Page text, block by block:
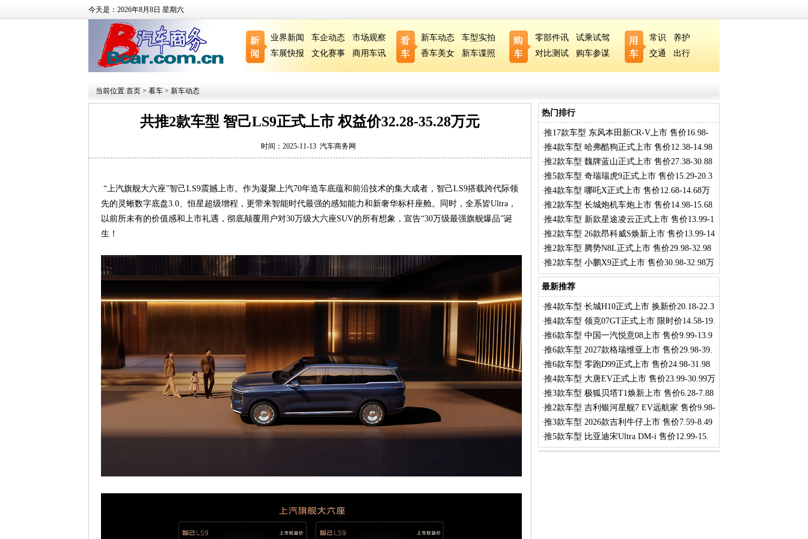
今天是：2026年8月8日 星期六
业界新闻 车企动态
市场观察
车展快报
文化赛事 商用车讯
新车动态
车型实拍
香车美女
新车谍照
零部件讯
试乘试驾
对比测试
购车参谋
常识
养护
交通
出行
当前位置:首页 > 看车 > 新车动态
共推2款车型 智己LS9正式上市 权益价32.28-35.28万元
时间：2025-11-13 汽车商务网
“上汽旗舰大六座”智己LS9震撼上市。作为凝聚上汽70年造车底蕴和前沿技术的集大成者，智己LS9搭载跨代际领
先的灵蜥数字底盘3.0、恒星超级增程，更带来智能时代最强的感知能力和新奢华标杆座舱。同时，全系皆Ultra，
以前所未有的价值感和上市礼遇，彻底颠覆用户对30万级大六座SUV的所有想象，宣告“30万级最强旗舰爆品”诞
生！
热门排行
·推17款车型 东风本田新CR-V上市 售价16.98-
27
·推4款车型 哈弗酷狗正式上市 售价12.38-14.98
·推2款车型 魏牌蓝山正式上市 售价27.38-30.88
·推5款车型 奇瑞瑞虎9正式上市 售价15.29-20.3
·推4款车型 哪吒X正式上市 售价12.68-14.68万
·推2款车型 长城炮机车炮上市 售价14.98-15.68
·推4款车型 新款星途凌云正式上市 售价13.99-1
·推2款车型 26款昂科威S焕新上市 售价13.99-14
·推2款车型 腾势N8L正式上市 售价29.98-32.98
·推2款车型 小鹏X9正式上市 售价30.98-32.98万
最新推荐
·推4款车型 长城H10正式上市 换新价20.18-22.3
·推4款车型 领克07GT正式上市 限时价14.58-19.
·推6款车型 中国一汽悦意08上市 售价9.99-13.9
·推6款车型 2027款格瑞维亚上市 售价29.98-39.
·推6款车型 零跑D99正式上市 售价24.98-31.98
·推4款车型 大唐EV正式上市 售价23.99-30.99万
·推3款车型 极狐贝塔T1焕新上市 售价6.28-7.88
·推2款车型 吉利银河星舰7 EV远航家 售价9.98-
·推3款车型 2026款吉利牛仔上市 售价7.59-8.49
·推5款车型 比亚迪宋Ultra DM-i 售价12.99-15.